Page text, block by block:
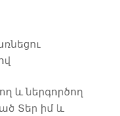
և ներգործող
Տեր իմ և